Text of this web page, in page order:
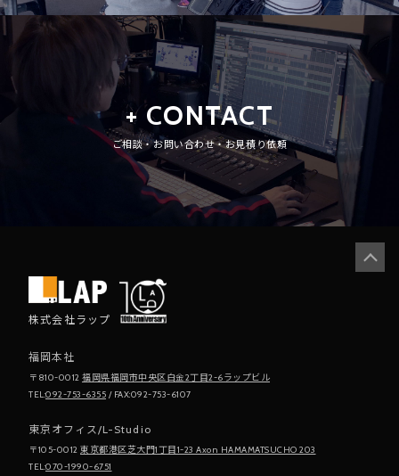
+ CONTACT
ご相談・お問い合わせ・お見積り依頼
株式会社ラップ
福岡本社
〒810-0012 福岡県福岡市中央区白金2丁目2-6ラップビル
TEL:092-753-6355 / FAX:092-753-6107
東京オフィス/L-Studio
〒105-0012 東京都港区芝大門1丁目1-23 Axon HAMAMATSUCHO 203
TEL:070-1990-6751